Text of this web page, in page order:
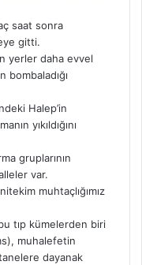
saat sonra
gitti.
yerler daha evvel
Halep’in
yıkıldığını
gruplarının
var.
muhtaçlığımız
tıp kümelerden biri
muhalefetin
dayanak